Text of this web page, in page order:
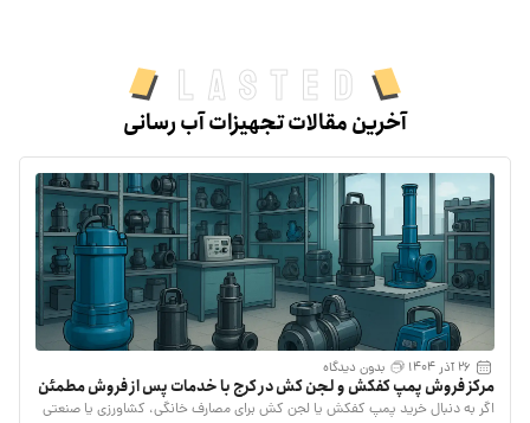
Lasted
آخرین مقالات تجهیزات آب رسانی
26 آذر 1404 بدون دیدگاه
مرکز فروش پمپ کفکش و لجن کش در کرج با خدمات پس از فروش مطمئن
اگر به دنبال خرید پمپ کفکش یا لجن کش برای مصارف خانگی، کشاورزی یا صنعتی